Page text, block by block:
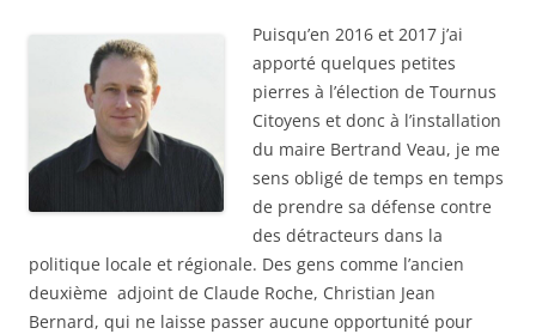
Puisqu’en 2016 et 2017 j’ai
apporté quelques petites
pierres à l’élection de Tournus
Citoyens et donc à l’installation
du maire Bertrand Veau, je me
sens obligé de temps en temps
de prendre sa défense contre
des détracteurs dans la
politique locale et régionale. Des gens comme l’ancien
deuxième adjoint de Claude Roche, Christian Jean
Bernard, qui ne laisse passer aucune opportunité pour